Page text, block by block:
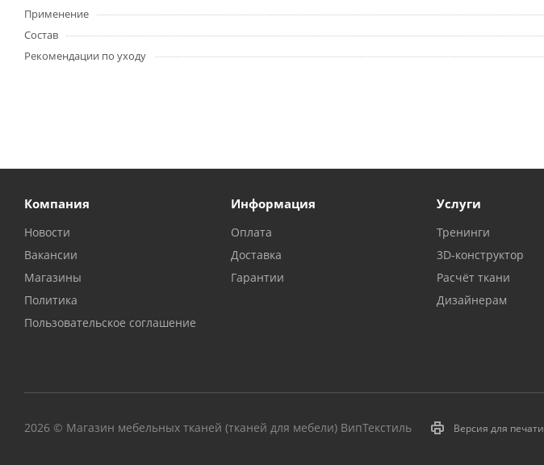
Применение
Состав
Рекомендации по уходу
Компания
Новости
Вакансии
Магазины
Политика
Пользовательское соглашение
Информация
Оплата
Доставка
Гарантии
Услуги
Тренинги
3D-конструктор
Расчёт ткани
Дизайнерам
2026 © Магазин мебельных тканей (тканей для мебели) ВипТекстиль Версия для печати